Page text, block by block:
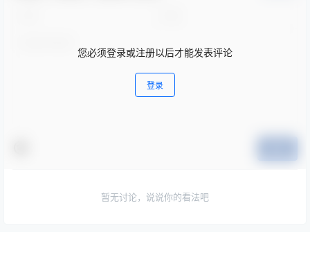
您必须登录或注册以后才能发表评论
登录
暂无讨论，说说你的看法吧